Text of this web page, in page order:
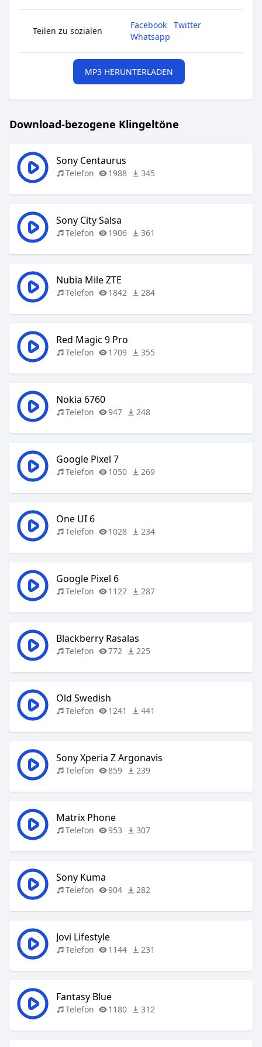
Teilen zu sozialen
Facebook
Twitter
Whatsapp
MP3 HERUNTERLADEN
Download-bezogene Klingeltöne
Sony Centaurus
Telefon 1988 345
Sony City Salsa
Telefon 1906 361
Nubia Mile ZTE
Telefon 1842 284
Red Magic 9 Pro
Telefon 1709 355
Nokia 6760
Telefon 947 248
Google Pixel 7
Telefon 1050 269
One UI 6
Telefon 1028 234
Google Pixel 6
Telefon 1127 287
Blackberry Rasalas
Telefon 772 225
Old Swedish
Telefon 1241 441
Sony Xperia Z Argonavis
Telefon 859 239
Matrix Phone
Telefon 953 307
Sony Kuma
Telefon 904 282
Jovi Lifestyle
Telefon 1144 231
Fantasy Blue
Telefon 1180 312